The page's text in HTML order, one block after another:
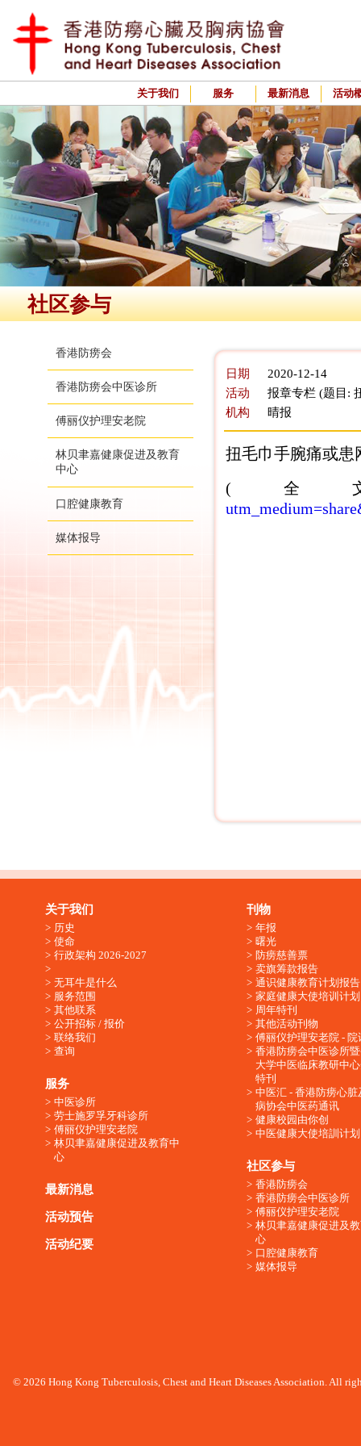
关于我们 服务 最新消息 活动
社区参与
香港防痨会
香港防痨会中医诊所
傅丽仪护理安老院
林贝聿嘉健康促进及教育
中心
口腔健康教育
媒体报导
日期
2020-12-14
活动
报章专栏 (题目:
机构
晴报
扭毛巾手腕痛或患
(全
关于我们
历史
使命
行政架构 2026-2027
无耳牛是什么
服务范围
其他联系
公开招标 / 报价
联络我们
查询
服务
中医诊所
劳士施罗孚牙科诊所
傅丽仪护理安老院
林贝聿嘉健康促进及教育中
心
最新消息
活动预告
活动纪要
刊物
年报
曙光
防痨慈善票
卖旗筹款报告
通识健康教育计划报告
家庭健康大使培训计划
周年特刊
其他活动刊物
傅丽仪护理安老院 - 院
香港防痨会中医诊所
大学中医临床教研中
特刊
中医汇 - 香港防痨心脏
病协会中医药通讯
健康校园由你创
中医健康大使培訓计划
社区参与
香港防痨会
香港防痨会中医诊所
傅丽仪护理安老院
林贝聿嘉健康促进及
心
口腔健康教育
媒体报导
© 2026 Hong Kong Tuberculosis, Chest and Heart Diseases Association. All